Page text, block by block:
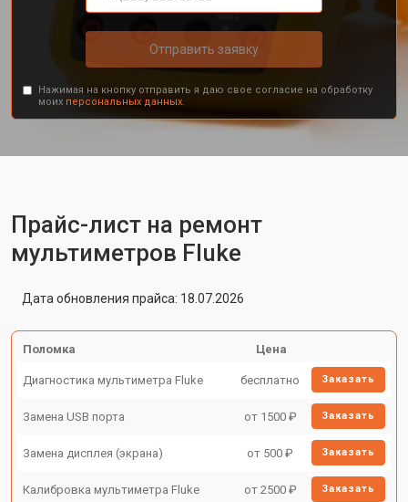
Отправить заявку
Нажимая на кнопку отправить я даю свое согласие на обработку
моих персональных данных.
Прайс-лист на ремонт
мультиметров Fluke
Дата обновления прайса: 18.07.2026
Поломка Цена
Диагностика мультиметра Fluke бесплатно Заказать
Замена USB порта от 1500 ₽ Заказать
Замена дисплея (экрана) от 500 ₽ Заказать
Калибровка мультиметра Fluke от 2500 ₽ Заказать